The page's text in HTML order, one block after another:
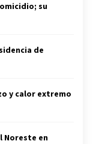
su
de
y calor extremo
Noreste en